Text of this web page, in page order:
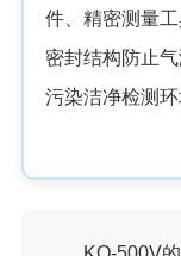
件、精密测量工
密封结构防止
污染洁净检测环